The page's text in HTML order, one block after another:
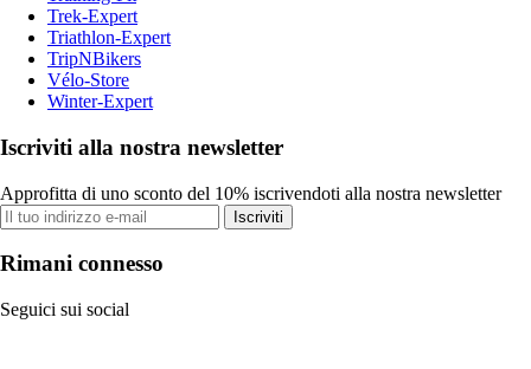
Trek-Expert
Triathlon-Expert
TripNBikers
Vélo-Store
Winter-Expert
Iscriviti alla nostra newsletter
Approfitta di uno sconto del 10% iscrivendoti alla nostra newsletter
Iscriviti
Rimani connesso
Seguici sui social